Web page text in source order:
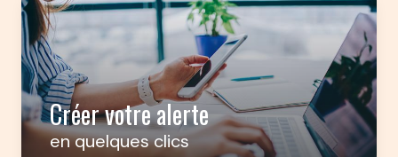
Créer votre alerte
en quelques clics